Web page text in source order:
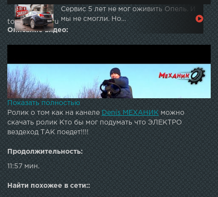
Сервис 5 лет не мог оживить Опель. И
мы не смогли. Но…
topautotube.ru
Описание видео:
Показать полностью
Ролик о том как на канеле Denis МЕХАНИК можно
скачать ролик Кто бы мог подумать что ЭЛЕКТРО
вездеход ТАК поедет!!!!
Продолжительность:
11:57 мин.
Найти похожее в сети::